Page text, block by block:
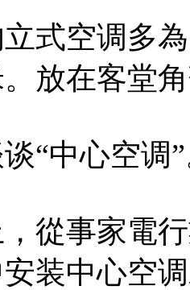
式空调多
放在客堂
“中心空调
從事家電
装中心空